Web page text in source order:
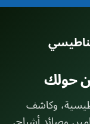
حولك
وكاشف